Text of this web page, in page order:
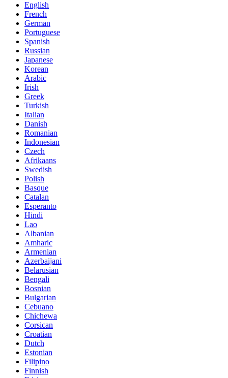
English
French
German
Portuguese
Spanish
Russian
Japanese
Korean
Arabic
Irish
Greek
Turkish
Italian
Danish
Romanian
Indonesian
Czech
Afrikaans
Swedish
Polish
Basque
Catalan
Esperanto
Hindi
Lao
Albanian
Amharic
Armenian
Azerbaijani
Belarusian
Bengali
Bosnian
Bulgarian
Cebuano
Chichewa
Corsican
Croatian
Dutch
Estonian
Filipino
Finnish